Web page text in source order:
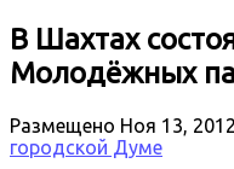
В Шахтах
Молодёжных
Размещено Ноя 13, 2012
городской Думе